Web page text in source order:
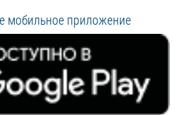
мобильное приложение